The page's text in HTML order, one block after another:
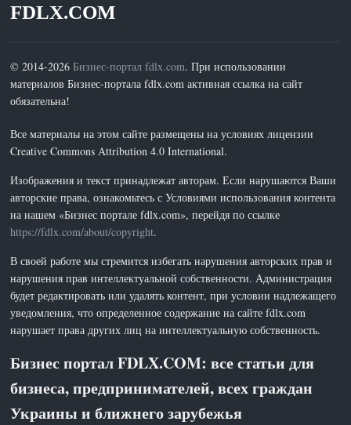
FDLX.COM
© 2014-2026Бизнес-портал fdlx.com. При использовании
материалов Бизнес-портала fdlx.com активная ссылка на сайт
обязательна!
Все материалы на этом сайте размещены на условиях лицензии
Creative Commons Attribution 4.0 International.
Изображения и текст принадлежат авторам. Если нарушаются Ваши
авторские права, ознакомьтесь с Условиями использования контента
на нашем «Бизнес портале fdlx.com», перейдя по ссылке
https://fdlx.com/about/copyright.
В своей работе мы стремится избегать нарушения авторских прав и
нарушения прав интеллектуальной собственности. Администрация
будет редактировать или удалять контент, при условии надлежащего
уведомления, что определенное содержание на сайте fdlx.com
нарушает права других лиц на интеллектуальную собственность.
Бизнес портал FDLX.COM: все статьи для
бизнеса, предпринимателей, всех граждан
Украины и ближнего зарубежья